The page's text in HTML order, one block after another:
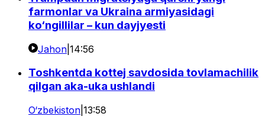
farmonlar va Ukraina armiyasidagi
ko‘ngillilar – kun dayjyesti
Jahon 14:56
Toshkentda kottej savdosida tovlamachilik
qilgan aka-uka ushlandi
O‘zbekiston 13:58